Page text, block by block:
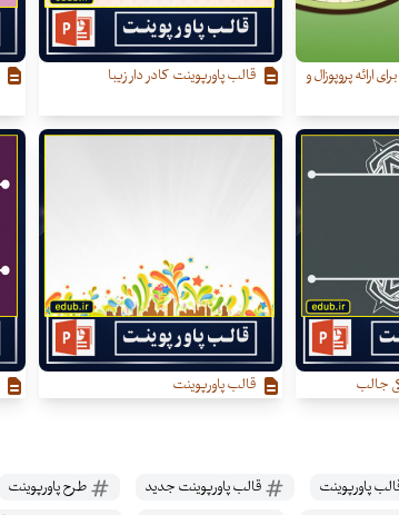
ارائه پروپوزال و
قالب پاورپوینت کادر دار زیبا
جالب قالب پاورپوینت
پاورپوینت قالب پاورپوینت جدید طرح پاورپوینت